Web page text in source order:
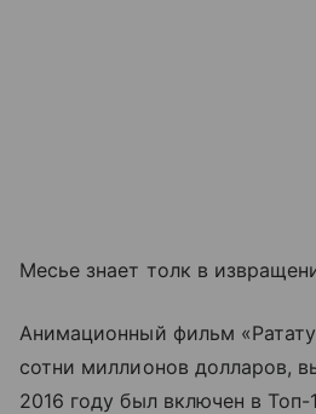
Месье знает толк в
Анимационный фильм
сотни миллионов долларов,
2016 году был включен в